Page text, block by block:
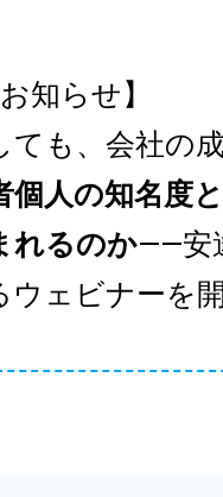
知らせ】
ても、会社の
個人の知名度
れるのか——安
ウェビナーを